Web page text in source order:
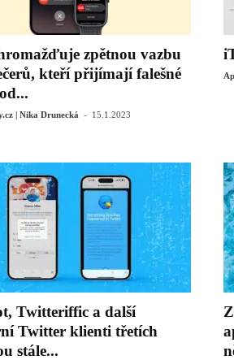
zpětnou vazbu
kteří přijímají falešné
| Nika Drunecká - 15.1.2023
Twitteriffic a další
Twitter klienti třetích
stále...